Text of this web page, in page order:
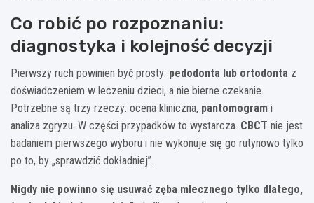
Co robić po rozpoznaniu:
diagnostyka i kolejność decyzji
Pierwszy ruch powinien być prosty: pedodonta lub ortodonta z
doświadczeniem w leczeniu dzieci, a nie bierne czekanie.
Potrzebne są trzy rzeczy: ocena kliniczna, pantomogram i
analiza zgryzu. W części przypadków to wystarcza. CBCT nie jest
badaniem pierwszego wyboru i nie wykonuje się go rutynowo tylko
po to, by „sprawdzić dokładniej”.
Nigdy nie powinno się usuwać zęba mlecznego tylko dlatego,